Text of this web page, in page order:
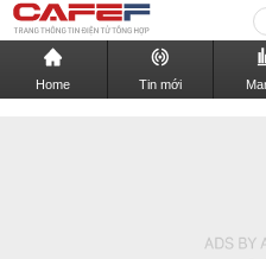
Home Tin mới